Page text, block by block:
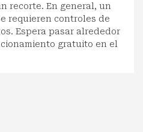
recorte. En general, un
requieren controles de
Espera pasar alrededor
gratuito en el